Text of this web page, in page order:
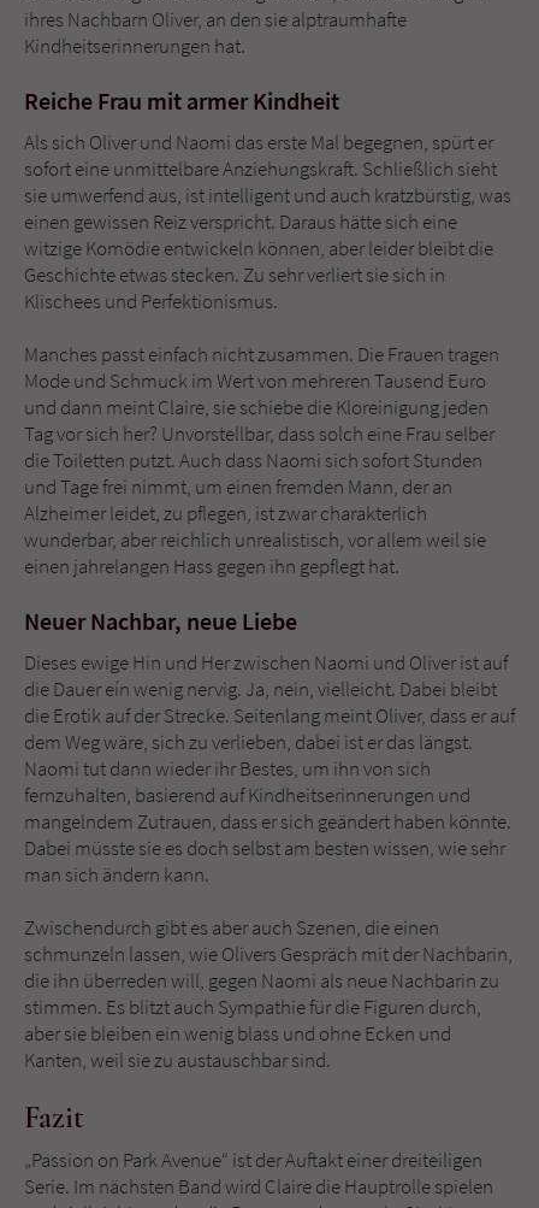
ihres Nachbarn Oliver, an den sie alptraumhafte
Kindheitserinnerungen hat.
Reiche Frau mit armer Kindheit
Als sich Oliver und Naomi das erste Mal begegnen, spürt er
sofort eine unmittelbare Anziehungskraft. Schließlich sieht
sie umwerfend aus, ist intelligent und auch kratzbürstig, was
einen gewissen Reiz verspricht. Daraus hätte sich eine
witzige Komödie entwickeln können, aber leider bleibt die
Geschichte etwas stecken. Zu sehr verliert sie sich in
Klischees und Perfektionismus.
Manches passt einfach nicht zusammen. Die Frauen tragen
Mode und Schmuck im Wert von mehreren Tausend Euro
und dann meint Claire, sie schiebe die Kloreinigung jeden
Tag vor sich her? Unvorstellbar, dass solch eine Frau selber
die Toiletten putzt. Auch dass Naomi sich sofort Stunden
und Tage frei nimmt, um einen fremden Mann, der an
Alzheimer leidet, zu pflegen, ist zwar charakterlich
wunderbar, aber reichlich unrealistisch, vor allem weil sie
einen jahrelangen Hass gegen ihn gepflegt hat.
Neuer Nachbar, neue Liebe
Dieses ewige Hin und Her zwischen Naomi und Oliver ist auf
die Dauer eín wenig nervig. Ja, nein, vielleicht. Dabei bleibt
die Erotik auf der Strecke. Seitenlang meint Oliver, dass er auf
dem Weg wäre, sich zu verlieben, dabei ist er das längst.
Naomi tut dann wieder ihr Bestes, um ihn von sich
fernzuhalten, basierend auf Kindheitserinnerungen und
mangelndem Zutrauen, dass er sich geändert haben könnte.
Dabei müsste sie es doch selbst am besten wissen, wie sehr
man sich ändern kann.
Zwischendurch gibt es aber auch Szenen, die einen
schmunzeln lassen, wie Olivers Gespräch mit der Nachbarin,
die ihn überreden will, gegen Naomi als neue Nachbarin zu
stimmen. Es blitzt auch Sympathie für die Figuren durch,
aber sie bleiben ein wenig blass und ohne Ecken und
Kanten, weil sie zu austauschbar sind.
Fazit
„Passion on Park Avenue“ ist der Auftakt einer dreiteiligen
Serie. Im nächsten Band wird Claire die Hauptrolle spielen